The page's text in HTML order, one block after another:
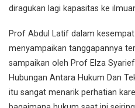
diragukan lagi kapasitas ke
Prof Abdul Latif dalam
menyampaikan tanggapannya
sampaikan oleh Prof Elza
Hubungan Antara Hukum Dan
itu sangat menarik perhatian